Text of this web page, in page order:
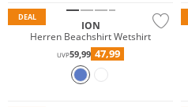
DEAL
ION
Herren Beachshirt Wetshirt
UVP59,99 47,99